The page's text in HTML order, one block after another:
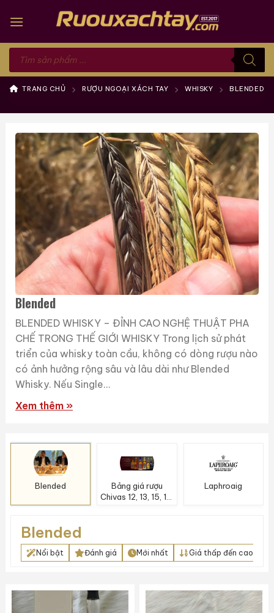
Tìm
kiếm
phẩm
TRANG CHỦ RƯỢU NGOẠI XÁCH TAY WHISKY BLENDED
Blended
BLENDED WHISKY – ĐỈNH CAO NGHỆ THUẬT PHA
CHẾ TRONG THẾ GIỚI WHISKY Trong lịch sử phát
triển của whisky toàn cầu, không có dòng rượu nào
có ảnh hưởng rộng sâu và lâu dài như Blended
Whisky. Nếu Single...
Xem thêm »
Blended
Bảng giá rượu
Chivas 12, 13, 15, 18,
Laphroaig
Blended
Nổi bật Đánh giá Mới nhất Giá thấp đến cao